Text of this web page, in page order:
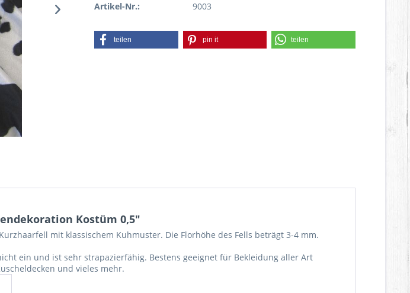
Artikel-Nr.: 9003
teilen pin it teilen
Kostüm 0,5"
mit klassischem Kuhmuster. Die Florhöhe des Fells beträgt 3-4 mm.
ein und ist sehr strapazierfähig. Bestens geeignet für Bekleidung aller Art
und vieles mehr.